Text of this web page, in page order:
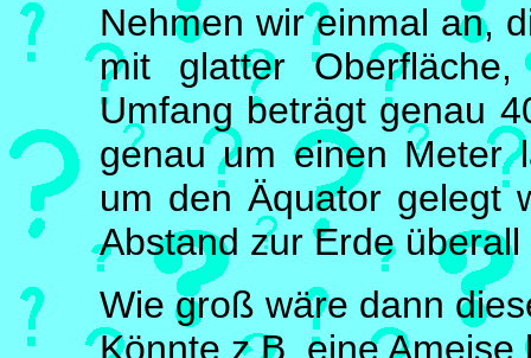
Nehmen wir einmal an,
mit glatter
Umfang beträgt genau
genau um einen Meter
um den Äquator gelegt
Abstand zur Erde überall
Wie groß wäre dann
Könnte z.B. eine